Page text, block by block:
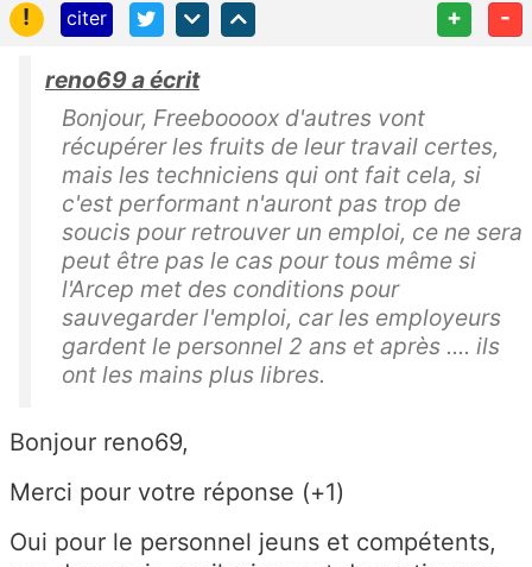
!
citer + -
reno69 a écrit
Bonjour, Freeboooox d'autres vont
récupérer les fruits de leur travail certes,
mais les techniciens qui ont fait cela, si
c'est performant n'auront pas trop de
soucis pour retrouver un emploi, ce ne sera
peut être pas le cas pour tous même si
l'Arcep met des conditions pour
sauvegarder l'emploi, car les employeurs
gardent le personnel 2 ans et après .... ils
ont les mains plus libres.
Bonjour reno69,
Merci pour votre réponse (+1)
Oui pour le personnel jeuns et compétents,